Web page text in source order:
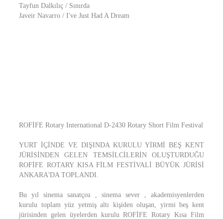
Tayfun Dalkılıç / Sınırda
Javeir Navarro / I've Just Had A Dream
ROFİFE Rotary International D-2430 Rotary Short Film Festival
YURT İÇİNDE VE DIŞINDA KURULU YİRMİ BEŞ KENT
JÜRİSİNDEN GELEN TEMSİLCİLERİN OLUŞTURDUĞU
ROFİFE ROTARY KISA FİLM FESTİVALİ BÜYÜK JÜRİSİ
ANKARA'DA TOPLANDI.
Bu yıl sinema sanatçısı , sinema sever , akademisyenlerden
kurulu toplam yüz yetmiş altı kişiden oluşan, yirmi beş kent
jürisinden gelen üyelerden kurulu ROFİFE Rotary Kısa Film